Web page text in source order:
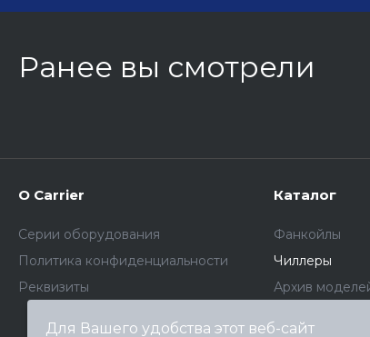
Ранее вы смотрели
О Carrier
Серии оборудования
Политика конфиденциальности
Реквизиты
Каталог
Фанкойлы
Чиллеры
Архив
Для Вашего удобства этот веб-сайт